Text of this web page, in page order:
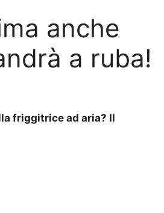
anche
a ruba!
friggitrice ad aria? Il